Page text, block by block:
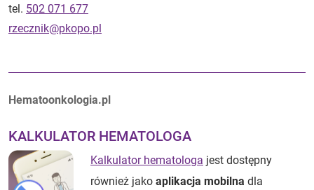
tel. 502 071 677
rzecznik@pkopo.pl
Autorzy:
Hematoonkologia.pl
KALKULATOR HEMATOLOGA
Kalkulator hematologa jest dostępny
również jako aplikacja mobilna dla